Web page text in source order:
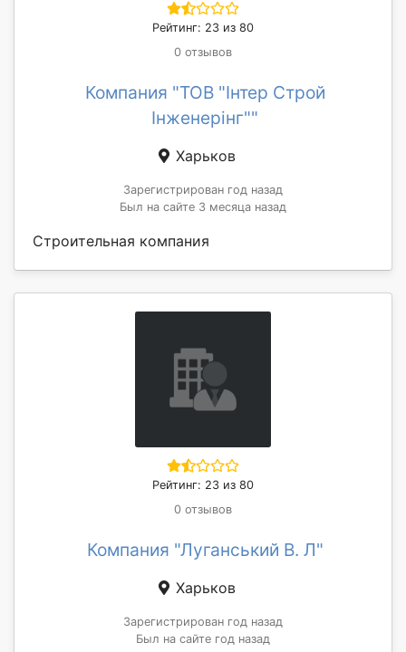
Рейтинг: 23 из 80
0 отзывов
Компания "ТОВ "Інтер Строй
Інженерінг""
Харьков
Зарегистрирован год назад
Был на сайте 3 месяца назад
Строительная компания
Рейтинг: 23 из 80
0 отзывов
Компания "Луганський В. Л"
Харьков
Зарегистрирован год назад
Был на сайте год назад